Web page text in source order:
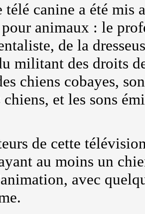
télé canine a été mis
animaux : le
de la
militant des droits
chiens cobayes,
et les sons
de cette
au moins un
avec